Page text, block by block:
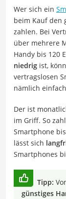
Wer sich ein
beim Kauf den
zahlen. Bei
über mehrere
Handy bis 120
niedrig ist,
vertragslosen
nämlich
Der ist
im Griff. So
Smartphone
lässt sich
Smartphones
Tipp:
günstiges